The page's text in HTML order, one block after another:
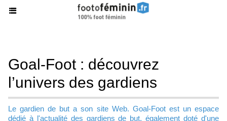
Goal-Foot : découvrez
l’univers des gardiens
Le gardien de but a son site Web. Goal-Foot est un espace
dédié à l'actualité des gardiens de but, également doté d'une